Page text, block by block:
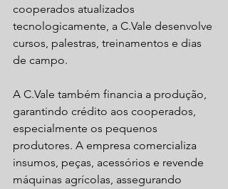
cooperados atualizados
tecnologicamente, a C.Vale desenvolve
cursos, palestras, treinamentos e dias
de campo.
A C.Vale também financia a produção,
garantindo crédito aos cooperados,
especialmente os pequenos
produtores. A empresa comercializa
insumos, peças, acessórios e revende
máquinas agrícolas, assegurando